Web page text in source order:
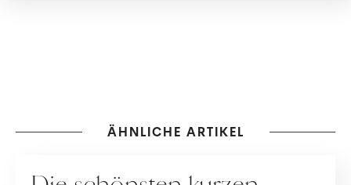
ÄHNLICHE ARTIKEL